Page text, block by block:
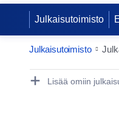
Julkaisutoimisto
Julkaisutoimisto
Publication
Lisää omiin